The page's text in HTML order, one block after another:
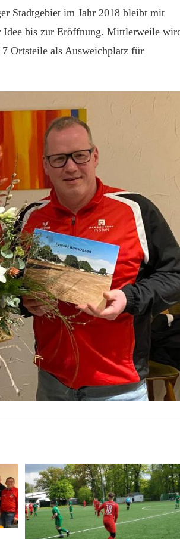
Stadtgebiet im Jahr 2018 bleibt mit
Idee bis zur Eröffnung. Mittlerweile
Ortsteile als Ausweichplatz für